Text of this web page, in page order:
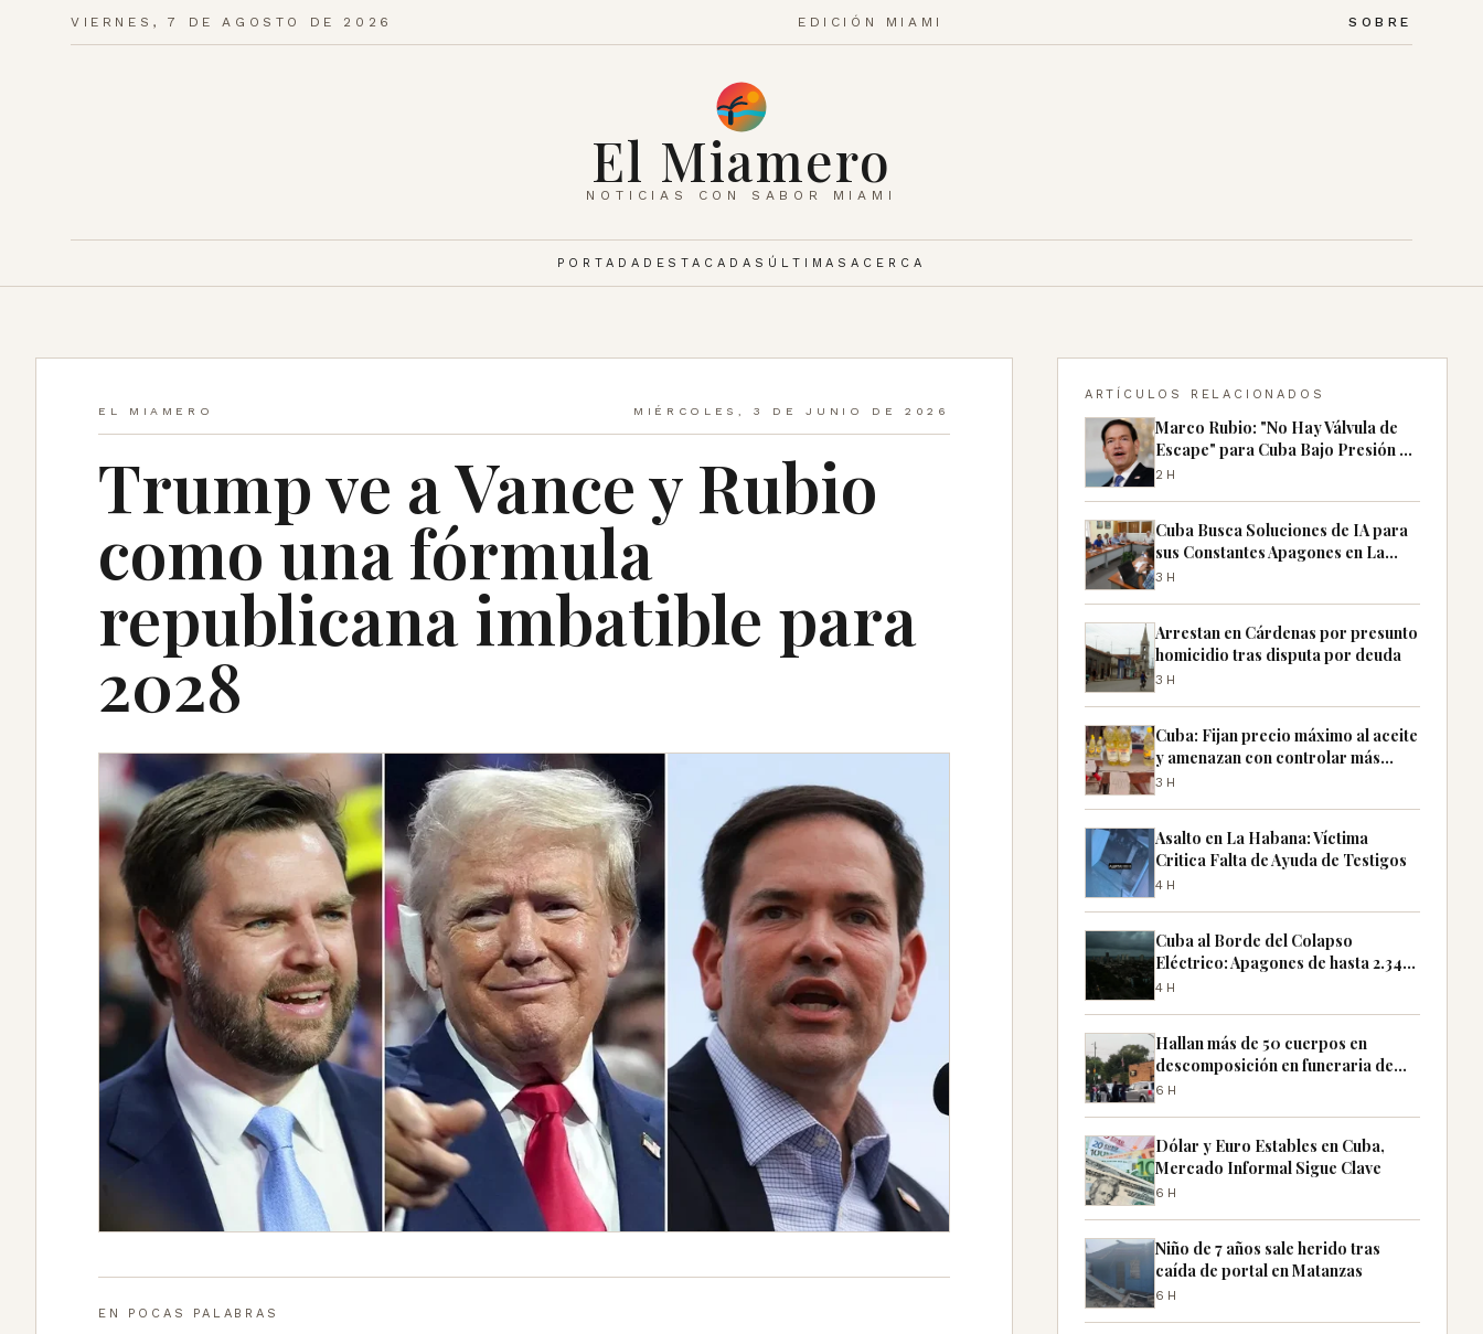
VIERNES, 7 DE AGOSTO DE 2026 EDICIÓN MIAMI SOBRE
El Miamero
NOTICIAS CON SABOR MIAMI
PORTADA DESTACADAS ÚLTIMASACERCA
EL MIAMERO MIÉRCOLES, 3 DE JUNIO DE 2026
Trump ve a Vance y Rubio
como una fórmula
republicana imbatible para
2028
EN POCAS PALABRAS
ARTÍCULOS RELACIONADOS
Marco Rubio: "No Hay Válvula de
Escape" para Cuba Bajo Presión de
EE.UU.
2H
Cuba Busca Soluciones de IA para
sus Constantes Apagones en La
Habana
3H
Arrestan en Cárdenas por presunto
homicidio tras disputa por deuda
3H
Cuba: Fijan precio máximo al aceite
y amenazan con controlar más
productos
3H
Asalto en La Habana: Víctima
Critica Falta de Ayuda de Testigos
4H
Cuba al Borde del Colapso
Eléctrico: Apagones de hasta 2.340
MW Previstos
4H
Hallan más de 50 cuerpos en
descomposición en funeraria de
Chicago
6H
Dólar y Euro Estables en Cuba,
Mercado Informal Sigue Clave
6H
Niño de 7 años sale herido tras
caída de portal en Matanzas
6H